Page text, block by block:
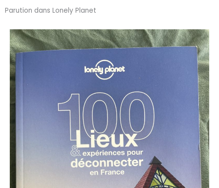
Parution dans Lonely Planet